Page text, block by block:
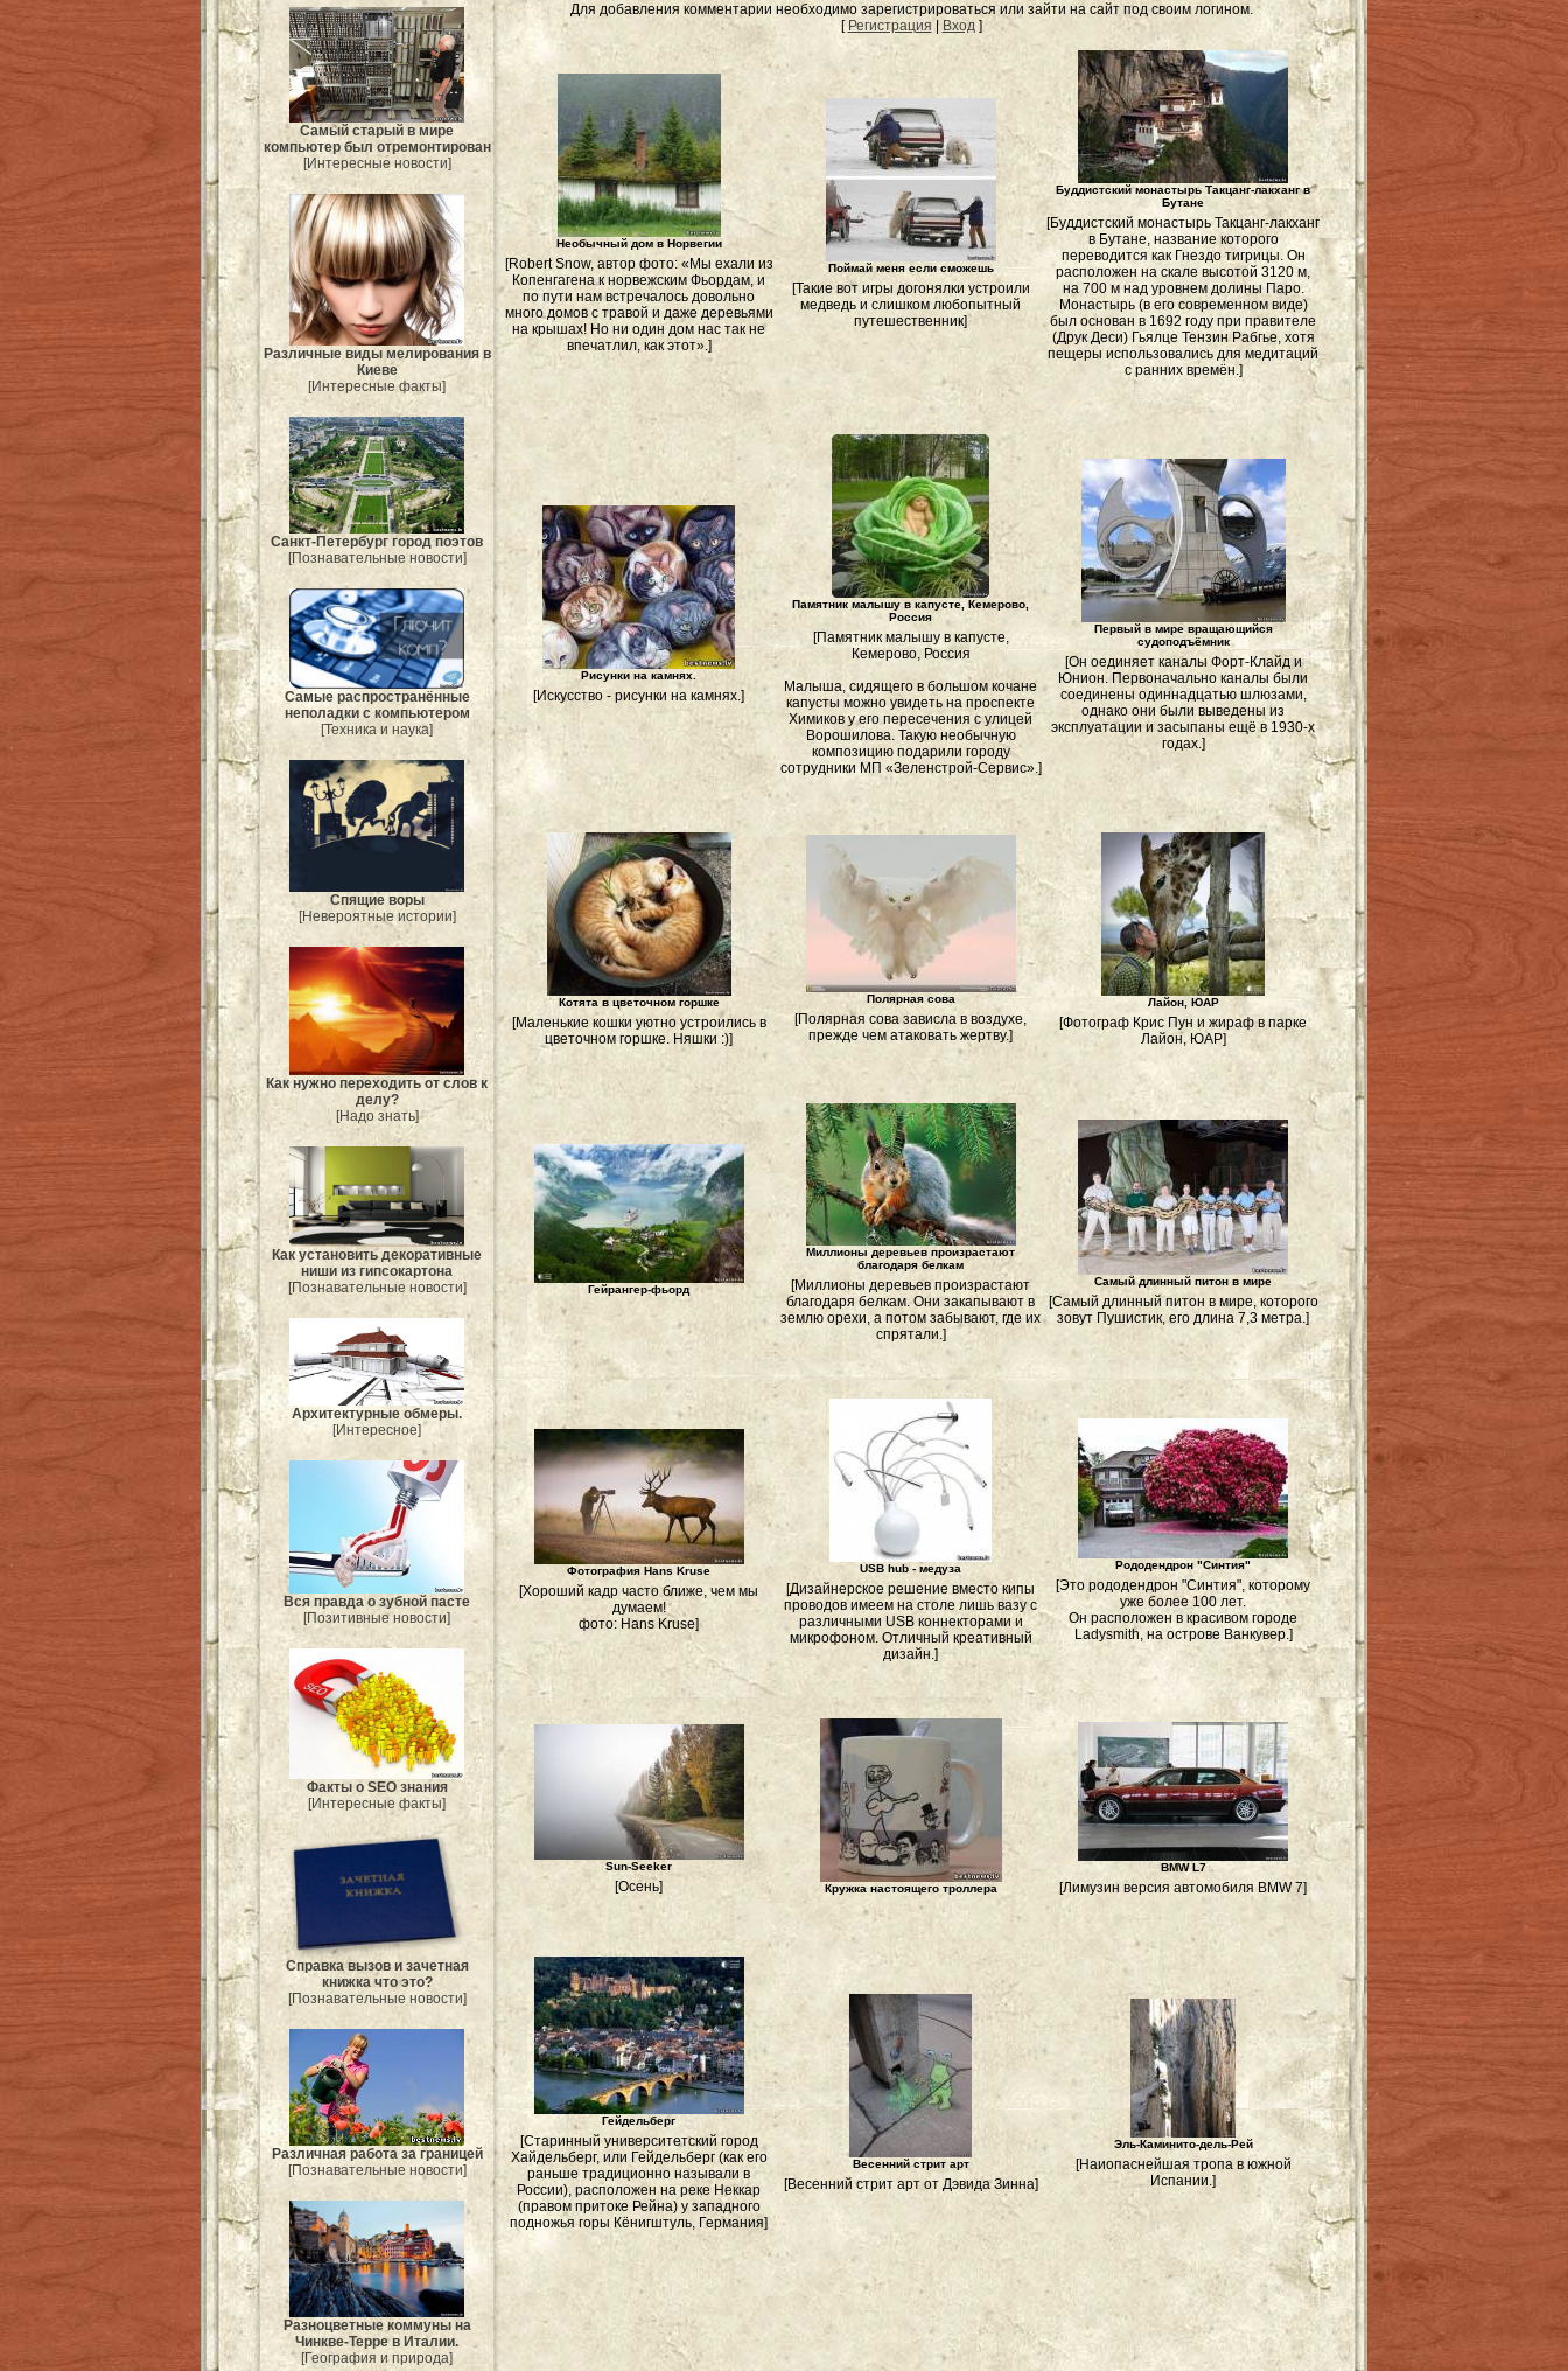
Самый старый в мире
компьютер был отремонтирован
[Интересные новости]
Различные виды мелирования в
Киеве
[Интересные факты]
Санкт-Петербург город поэтов
[Познавательные новости]
Самые распространённые
неполадки с компьютером
[Техника и наука]
Спящие воры
[Невероятные истории]
Как нужно переходить от слов к
делу?
[Надо знать]
Как установить декоративные
ниши из гипсокартона
[Познавательные новости]
Архитектурные обмеры.
[Интересное]
Вся правда о зубной пасте
[Позитивные новости]
Факты о SEO знания
[Интересные факты]
Справка вызов и зачетная
книжка что это?
[Познавательные новости]
Различная работа за границей
[Познавательные новости]
Разноцветные коммуны на
Чинкве-Терре в Италии.
[География и природа]
Для добавления комментарии необходимо зарегистрироваться или зайти на сайт под своим логином.
[ Регистрация Вход]
Необычный дом в Норвегии
[Robert Snow, автор фото: «Мы ехали из
Копенгагена к норвежским Фьордам, и
по пути нам встречалось довольно
много домов с травой и даже деревьями
на крышах! Но ни один дом нас так не
впечатлил, как этот».]
Поймай меня если сможешь
[Такие вот игры догонялки устроили
медведь и слишком любопытный
путешественник]
Буддистский монастырь Такцанг-лакханг в
Бутане
[Буддистский монастырь Такцанг-лакханг
в Бутане, название которого
переводится как Гнездо тигрицы. Он
расположен на скале высотой 3120 м,
на 700 м над уровнем долины Паро.
Монастырь (в его современном виде)
был основан в 1692 году при правителе
(Друк Деси) Гьялце Тензин Рабгье, хотя
пещеры использовались для медитаций
с ранних времён.]
Рисунки на камнях.
[Искусство - рисунки на камнях.]
Памятник малышу в капусте, Кемерово,
Россия
[Памятник малышу в капусте,
Кемерово, Россия
Малыша, сидящего в большом кочане
капусты можно увидеть на проспекте
Химиков у его пересечения с улицей
Ворошилова. Такую необычную
композицию подарили городу
сотрудники МП «Зеленстрой-Сервис».]
Первый в мире вращающийся
судоподъёмник
[Он оединяет каналы Форт-Клайд и
Юнион. Первоначально каналы были
соединены одиннадцатью шлюзами,
однако они были выведены из
эксплуатации и засыпаны ещё в 1930-х
годах.]
Котята в цветочном горшке
[Маленькие кошки уютно устроились в
цветочном горшке. Няшки :)]
Полярная сова
[Полярная сова зависла в воздухе,
прежде чем атаковать жертву.]
Лайон, ЮАР
[Фотограф Крис Пун и жираф в парке
Лайон, ЮАР]
Гейрангер-фьорд
Миллионы деревьев произрастают
благодаря белкам
[Миллионы деревьев произрастают
благодаря белкам. Они закапывают в
землю орехи, а потом забывают, где их
спрятали.]
Самый длинный питон в мире
[Самый длинный питон в мире, которого
зовут Пушистик, его длина 7,3 метра.]
Фотография Hans Kruse
[Хороший кадр часто ближе, чем мы
думаем!
фото: Hans Kruse]
USB hub - медуза
[Дизайнерское решение вместо кипы
проводов имеем на столе лишь вазу с
различными USB коннекторами и
микрофоном. Отличный креативный
дизайн.]
Рододендрон "Синтия"
[Это рододендрон "Синтия", которому
уже более 100 лет.
Он расположен в красивом городе
Ladysmith, на острове Ванкувер.]
Sun-Seeker
[Осень] Кружка настоящего троллера
BMW L7
[Лимузин версия автомобиля BMW 7]
Гейдельберг
[Старинный университетский го­род
Хайдельберг, или Гейдельберг (как его
раньше традиционно на­зывали в
России), расположен на реке Неккар
(правом притоке Рейна) у западного
подножья горы Кёнигштуль, Германия]
Весенний стрит арт
[Весенний стрит арт от Дэвида Зинна]
Эль-Каминито-дель-Рей
[Наиопаснейшая тропа в южной
Испании.]